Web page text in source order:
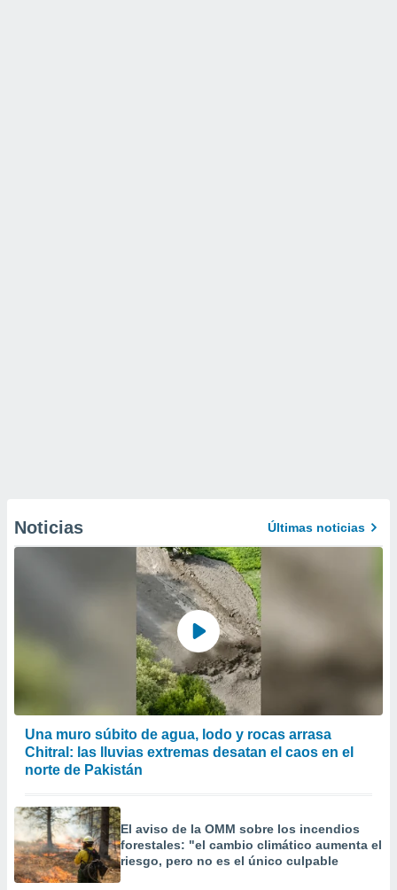
Noticias Últimas noticias
Una muro súbito de agua, lodo y rocas arrasa
Chitral: las lluvias extremas desatan el caos en el
norte de Pakistán
El aviso de la OMM sobre los incendios
forestales: "el cambio climático aumenta el
riesgo, pero no es el único culpable